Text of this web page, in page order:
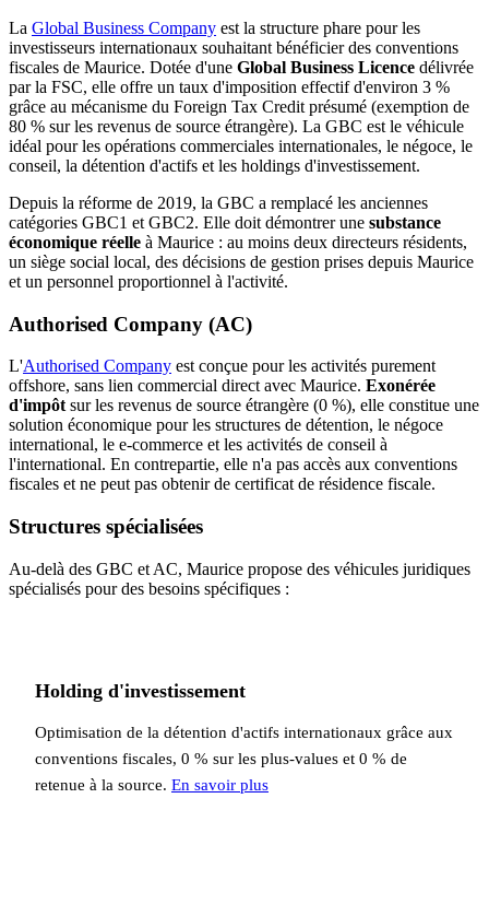
La Global Business Company est la structure phare pour les
investisseurs internationaux souhaitant bénéficier des conventions
fiscales de Maurice. Dotée d'une Global Business Licence délivrée
par la FSC, elle offre un taux d'imposition effectif d'environ 3 %
grâce au mécanisme du Foreign Tax Credit présumé (exemption de
80 % sur les revenus de source étrangère). La GBC est le véhicule
idéal pour les opérations commerciales internationales, le négoce, le
conseil, la détention d'actifs et les holdings d'investissement.
Depuis la réforme de 2019, la GBC a remplacé les anciennes
catégories GBC1 et GBC2. Elle doit démontrer une substance
économique réelle à Maurice : au moins deux directeurs résidents,
un siège social local, des décisions de gestion prises depuis Maurice
et un personnel proportionnel à l'activité.
Authorised Company (AC)
L'Authorised Company est conçue pour les activités purement
offshore, sans lien commercial direct avec Maurice. Exonérée
d'impôtsur les revenus de source étrangère (0 %), elle constitue une
solution économique pour les structures de détention, le négoce
international, le e-commerce et les activités de conseil à
l'international. En contrepartie, elle n'a pas accès aux conventions
fiscales et ne peut pas obtenir de certificat de résidence fiscale.
Structures spécialisées
Au-delà des GBC et AC, Maurice propose des véhicules juridiques
spécialisés pour des besoins spécifiques :
Holding d'investissement
Optimisation de la détention d'actifs internationaux grâce aux
conventions fiscales, 0 % sur les plus-values et 0 % de
retenue à la source. En savoir plus